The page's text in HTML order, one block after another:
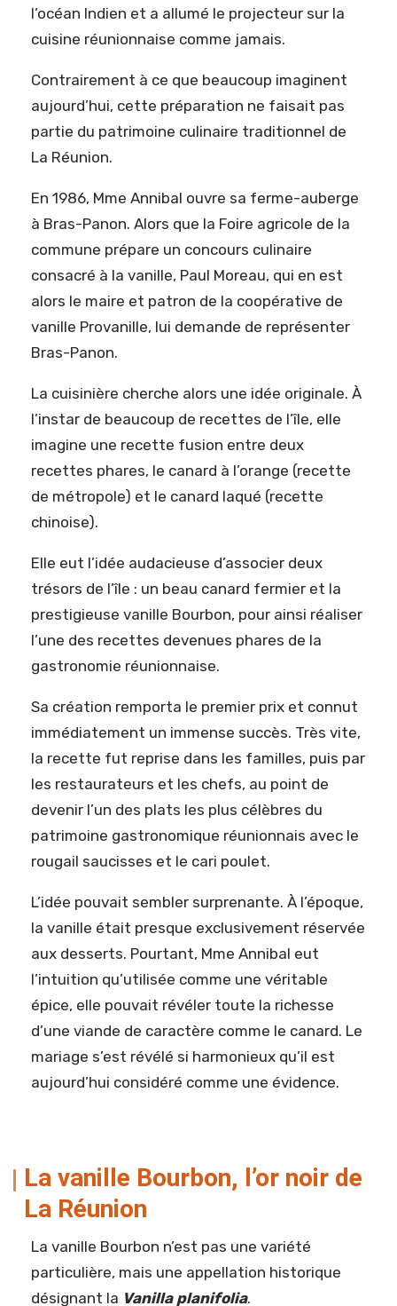
l’océan Indien et a allumé le projecteur sur la
cuisine réunionnaise comme jamais.
Contrairement à ce que beaucoup imaginent
aujourd’hui, cette préparation ne faisait pas
partie du patrimoine culinaire traditionnel de
La Réunion.
En 1986, Mme Annibal ouvre sa ferme-auberge
à Bras-Panon. Alors que la Foire agricole de la
commune prépare un concours culinaire
consacré à la vanille, Paul Moreau, qui en est
alors le maire et patron de la coopérative de
vanille Provanille, lui demande de représenter
Bras-Panon.
La cuisinière cherche alors une idée originale. À
l’instar de beaucoup de recettes de l’île, elle
imagine une recette fusion entre deux
recettes phares, le canard à l’orange (recette
de métropole) et le canard laqué (recette
chinoise).
Elle eut l’idée audacieuse d’associer deux
trésors de l’île : un beau canard fermier et la
prestigieuse vanille Bourbon, pour ainsi réaliser
l’une des recettes devenues phares de la
gastronomie réunionnaise.
Sa création remporta le premier prix et connut
immédiatement un immense succès. Très vite,
la recette fut reprise dans les familles, puis par
les restaurateurs et les chefs, au point de
devenir l’un des plats les plus célèbres du
patrimoine gastronomique réunionnais avec le
rougail saucisses et le cari poulet.
L’idée pouvait sembler surprenante. À l’époque,
la vanille était presque exclusivement réservée
aux desserts. Pourtant, Mme Annibal eut
l’intuition qu’utilisée comme une véritable
épice, elle pouvait révéler toute la richesse
d’une viande de caractère comme le canard. Le
mariage s’est révélé si harmonieux qu’il est
aujourd’hui considéré comme une évidence.
La vanille Bourbon, l’or noir de
La Réunion
La vanille Bourbon n’est pas une variété
particulière, mais une appellation historique
désignant la Vanilla planifolia.